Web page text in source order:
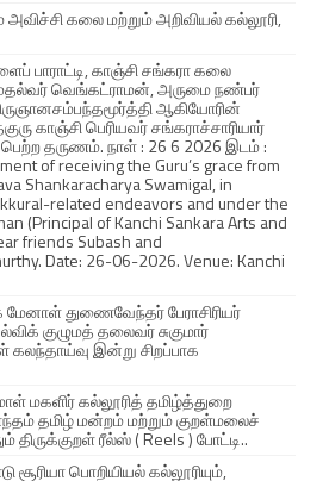
”
மா
த
இ
த
ழ
க
ப்
அவிச்சி கலை மற்றும் அறிவியல் கல்லூரி,
பாராட்டி, காஞ்சி சங்கரா கலை
வெங்கட்ராமன், அருமை நண்பர்
ஆகியோரின்
காஞ்சி பெரியவர் சங்கராச்சாரியார்
பெற்ற தருணம். நாள் : 26 6 2026 இடம் :
of receiving the Guru’s grace from
Shankaracharya Swamigal, in
related endeavors and under the
(Principal of Kanchi Sankara Arts and
friends Subash and
Date: 26-06-2026. Venue: Kanchi
துணைவேந்தர் பேராசிரியர்
குழுமத் தலைவர் சுகுமார்
கலந்தாய்வு இன்று சிறப்பாக
மகளிர் கல்லூரித் தமிழ்த்துறை
தமிழ் மன்றம் மற்றும் குறள்மலைச்
ரீல்ஸ் ( Reels ) போட்டி..
சூரியா பொறியியல் கல்லூரியும்,